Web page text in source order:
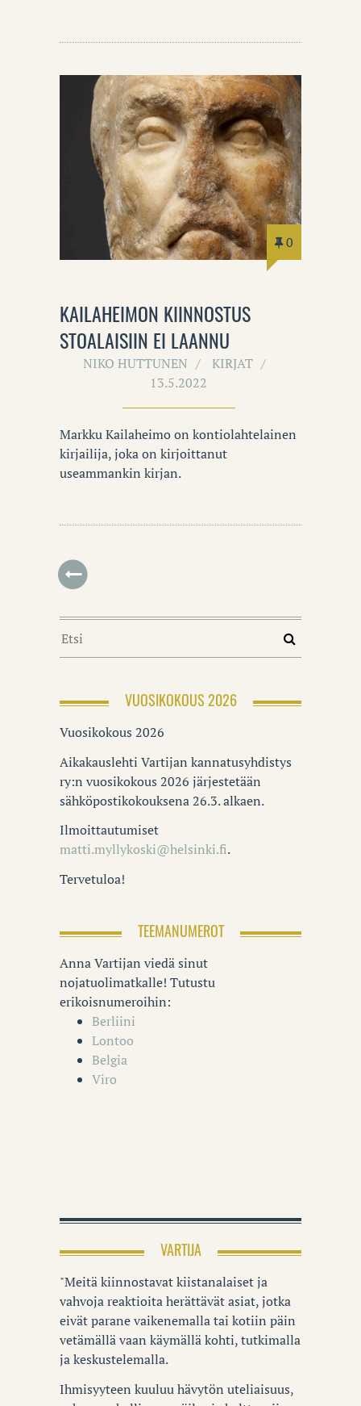
0
KAILAHEIMON KIINNOSTUS
STOALAISIIN EI LAANNU
NIKO HUTTUNEN
KIRJAT
13.5.2022
Markku Kailaheimo on kontiolahtelainen
kirjailija, joka on kirjoittanut
useammankin kirjan.
VUOSIKOKOUS 2026
Vuosikokous 2026
Aikakauslehti Vartijan kannatusyhdistys
ry:n vuosikokous 2026 järjestetään
sähköpostikokouksena 26.3. alkaen.
Ilmoittautumiset
matti.myllykoski@helsinki.fi.
Tervetuloa!
TEEMANUMEROT
Anna Vartijan viedä sinut
nojatuolimatkalle! Tutustu
erikoisnumeroihin:
Berliini
Lontoo
Belgia
Viro
VARTIJA
"Meitä kiinnostavat kiistanalaiset ja
vahvoja reaktioita herättävät asiat, jotka
eivät parane vaikenemalla tai kotiin päin
vetämällä vaan käymällä kohti, tutkimalla
ja keskustelemalla.
Ihmisyyteen kuuluu hävytön uteliaisuus,